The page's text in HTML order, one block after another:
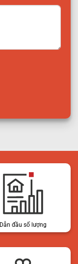
Dẫn đầu số lượng